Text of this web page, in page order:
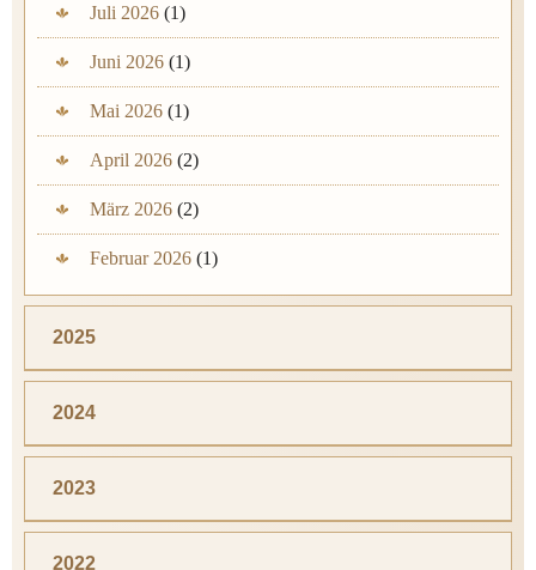
Juli 2026 (1)
Juni 2026 (1)
Mai 2026 (1)
April 2026 (2)
März 2026 (2)
Februar 2026 (1)
2025
2024
2023
2022